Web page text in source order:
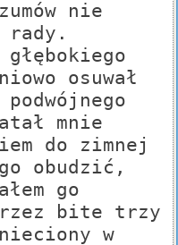
nie
rady.
osuwał
mnie
do zimnej
obudzić,
go
bite trzy
w